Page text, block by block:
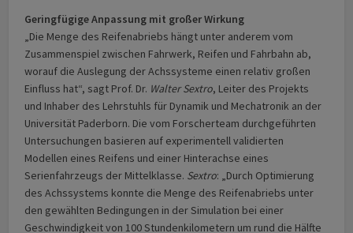
Geringfügige Anpassung mit großer Wirkung
„Die Menge des Reifenabriebs hängt unter anderem vom
Zusammenspiel zwischen Fahrwerk, Reifen und Fahrbahn ab,
worauf die Auslegung der Achssysteme einen relativ großen
Einfluss hat“, sagt Prof. Dr. Walter Sextro, Leiter des Projekts
und Inhaber des Lehrstuhls für Dynamik und Mechatronik an der
Universität Paderborn. Die vom Forscherteam durchgeführten
Untersuchungen basieren auf experimentell validierten
Modellen eines Reifens und einer Hinterachse eines
Serienfahrzeugs der Mittelklasse. Sextro: „Durch Optimierung
des Achssystems konnte die Menge des Reifenabriebs unter
den gewählten Bedingungen in der Simulation bei einer
Geschwindigkeit von 100 Stundenkilometern um rund die Hälfte